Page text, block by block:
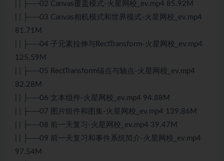
| | ├──02 Canvas覆盖模式-火星网校_ev.mp4 85.92M
| | ├──03 Canvas相机模式和世界模式-火星网校_ev.mp4
81.71M
| | ├──04 子元素拉伸与RectTransform-火星网校_ev.mp4
125.59M
| | ├──05 RectTransform锚点与轴点-火星网校_ev.mp4
82.28M
| | ├──06 文本组件-火星网校_ev.mp4 94.88M
| | ├──07 图片组件和图集-火星网校_ev.mp4 139.86M
| | ├──08 前一天复习-火星网校_ev.mp4 39.47M
| | ├──09 前一天复习和事件系统简介-火星网校_ev.mp4
97.54M